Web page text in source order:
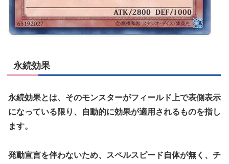
永続効果
永続効果とは、そのモンスターがフィールド上で表側表示
になっている限り、自動的に効果が適用されるものを指し
ます。
発動宣言を伴わないため、スペルスピード自体が無く、チ